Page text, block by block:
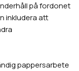
på fordonet
inkludera att
pappersarbete